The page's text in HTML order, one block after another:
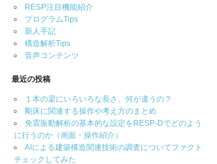
RESP注目機能紹介
プログラムTips
新人手記
構造解析Tips
音声コンテンツ
最近の投稿
１本の梁にいろいろな長さ。何が違うの？
剛床に関連する操作や考え方のまとめ
免震振動解析の基本的な設定をRESP-Dでどのよう
に行うのか（画面・操作紹介）
AIによる建築構造関連技術の調査についてファクト
チェックしてみた